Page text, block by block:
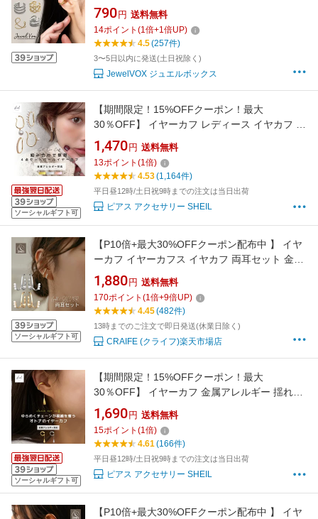
ケルフリー 安心 チェーン風 2連風 シンプル レ
ディース 重ね付け 軟骨 片耳用 メール便送料無
料
790 円 送料無料
14ポイント (1倍+1倍UP)
4.5(257件)
3〜5日以内に発送(土日祝除く)
JewelVOX ジュエルボックス
ソーシャルギフト可
【期間限定！15%OFFクーポン！最大
30％OFF】 イヤーカフ レディース イヤカフ 大
ぶり イヤリング パール セット ニッケルフリー
18K 18金 大人 おしゃれ セット ギフト ゴール
ド シルバー ピンクゴールド 高見え プレゼント
1,470 円 送料無料
13ポイント (1倍)
4.53(1,164件)
平日昼12時/土日祝9時までの注文は当日出荷
ピアス アクセサリー SHEIL
ソーシャルギフト可
【P10倍+最大30%OFFクーポン配布中 】 イヤ
ーカフ イヤーカフス イヤカフ 両耳セット 金属
アレルギー対応 18K ニッケルフリー ダブルラ
イン パール レディース 大人 かわいい エレガン
ト ジュエリー ゴールド シルバー 送料無料 プチ
プライス高見え CRAIFE
1,880 円 送料無料
170ポイント (1倍+9倍UP)
4.45(482件)
13時までのご注文で即日発送(休業日除く)
CRAIFE (クライフ)楽天市場店
ソーシャルギフト可
【期間限定！15%OFFクーポン！最大
30％OFF】 イヤーカフ 金属アレルギー 揺れる
ドロップ チェーン イヤカフ ゴールド シルバー
重ね付け 大ぶり イヤカフ 片耳用 レディース シ
ンプル 大人 上品 可愛い 人気 トレンド
1,690 円 送料無料
15ポイント (1倍)
4.61(166件)
平日昼12時/土日祝9時までの注文は当日出荷
ピアス アクセサリー SHEIL
【P10倍+最大30%OFFクーポン配布中 】 イヤ